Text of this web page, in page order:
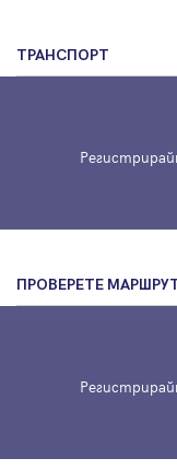
ТРАНСПОРТ
ПРОВЕРЕТЕ